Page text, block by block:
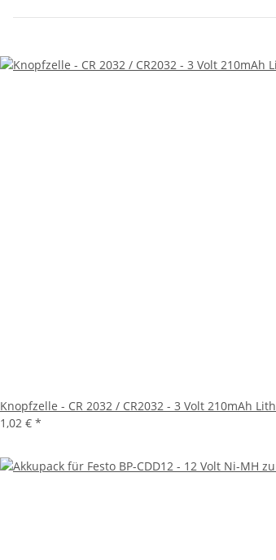
Knopfzelle - CR 2032 / CR2032 - 3 Volt 210mAh
1,02 € *